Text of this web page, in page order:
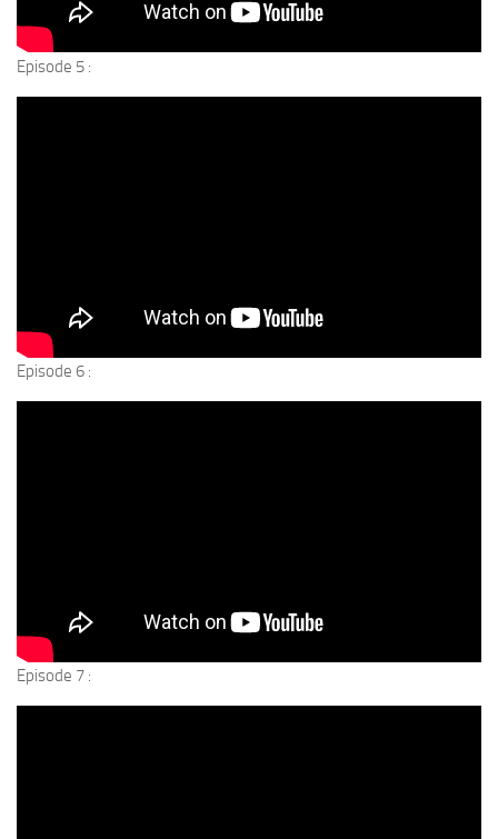
Episode 5 :
Episode 6 :
Episode 7 :